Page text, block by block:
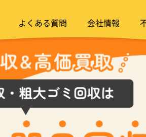
よくある質問 会社情報